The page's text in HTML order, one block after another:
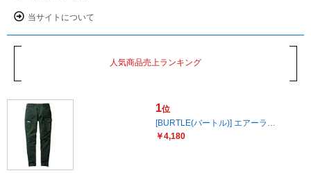
当サイトについて
人気商品売上ランキング
1位
[BURTLE(バートル)] エアーラ…
￥4,180